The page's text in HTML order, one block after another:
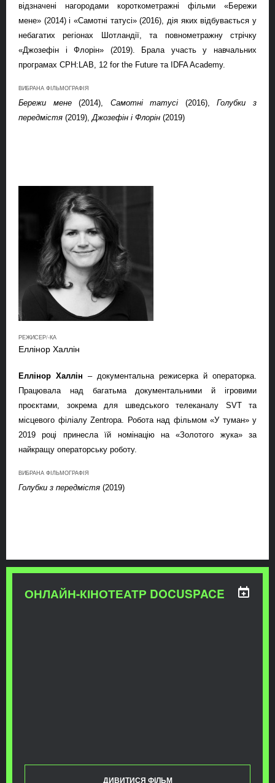
відзначені нагородами короткометражні фільми «Бережи
мене» (2014) і «Самотні татусі» (2016), дія яких відбувається у
небагатих регіонах Шотландії, та повнометражну стрічку
«Джозефін і Флорін» (2019).
Брала участь у навчальних
програмах CPH: LAB , 12 for the Future та IDFA Academy.
ВИБРАНА ФІЛЬМОГРАФІЯ
Бережи мене(2014), Самотні татусі (2016),Голубки з
передмістя (2019), Джозефін і Флорін (2019)
РЕЖИСЕР/-КА
Еллінор Халлін
Еллінор Халлін – документальна режисерка й операторка.
Працювала над багатьма документальними й ігровими
проєктами, зокрема для шведського телеканалу SVTта
місцевого філіалу Zentropa . Робота над фільмом «У туман» у
2019 році принесла їй номінацію на «Золотого жука» за
найкращу операторську роботу.
ВИБРАНА ФІЛЬМОГРАФІЯ
Голубки з передмістя (2019)
ОНЛАЙН-КІНОТЕАТР DOCUSPACE
ДИВИТИСЯ ФІЛЬМ